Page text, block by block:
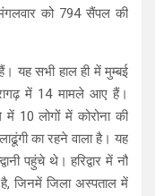
को 794 सैंपल की
यह सभी हाल ही में मुम्बई
में 14 मामले आए हैं।
10 लोगों में कोरोना की
का रहने वाला है। यह
पहुंचे थे। हरिद्वार में नौ
जिनमें जिला अस्पताल में